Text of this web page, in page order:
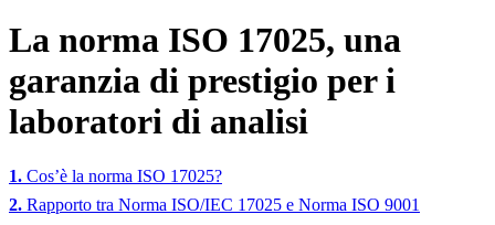
La norma ISO 17025, una
garanzia di prestigio per i
laboratori di analisi
1. Cos’è la norma ISO 17025?
2. Rapporto tra Norma ISO/IEC 17025 e Norma ISO 9001